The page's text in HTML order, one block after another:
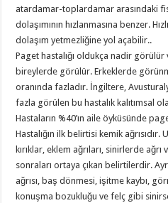
atardamar-toplardamar arasındaki
dolaşımının hızlanmasına benzer.
dolaşım yetmezliğine yol açabilir..
Paget hastalığı oldukça nadir
bireylerde görülür. Erkeklerde
oranında fazladır. İngiltere,
fazla görülen bu hastalık kalıtımsal
Hastaların %40’ın aile öyküsünde
Hastalığın ilk belirtisi kemik
kırıklar, eklem ağrıları, sinirlerde ağrı
sonraları ortaya çıkan belirtilerdir.
ağrısı, baş dönmesi, işitme kaybı,
konuşma bozukluğu ve felç gibi